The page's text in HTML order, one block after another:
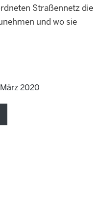
Straßennetz die
und wo sie
2020